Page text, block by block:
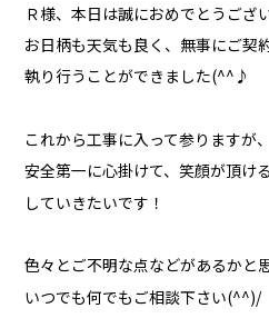
Ｒ様、本日は誠におめでとうござ
お日柄も天気も良く、無事にご契
執り行うことができました(^^♪
これから工事に入って参りますが、
安全第一に心掛けて、笑顔が頂け
していきたいです！
色々とご不明な点などがあるかと
いつでも何でもご相談下さい(^^)/